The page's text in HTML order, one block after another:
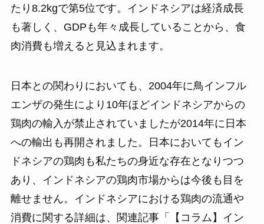
たり8.2kgで第5位です。インドネシアは経済成長
も著しく、GDPも年々成長していることから、食
肉消費も増えると見込まれます。
日本との関わりにおいても、2004年に鳥インフル
エンザの発生により10年ほどインドネシアからの
鶏肉の輸入が禁止されていましたが2014年に日本
への輸出も再開されました。日本においてもイン
ドネシアの鶏肉も私たちの身近な存在となりつつ
あり、インドネシアの鶏肉市場からは今後も目を
離せません。インドネシアにおける鶏肉の流通や
消費に関する詳細は、関連記事「【コラム】イン